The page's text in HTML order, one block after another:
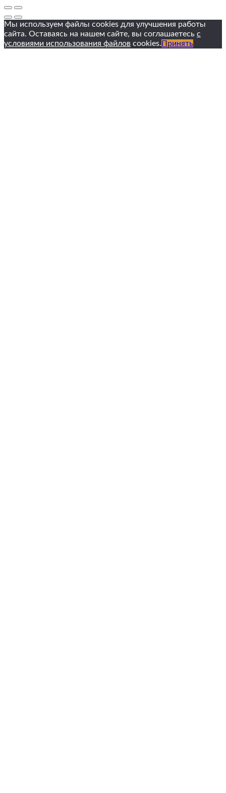
Мы используем файлы cookies для улучшения работы
сайта. Оставаясь на нашем сайте, вы соглашаетесь с
условиями использования файлов cookies. Принять